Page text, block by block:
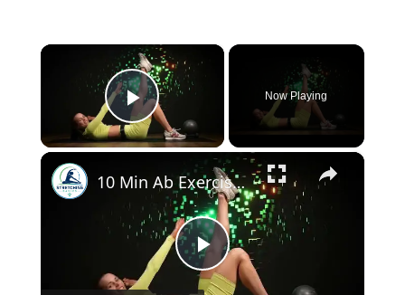
×
Play Video
Now Playing
×
Play
10 Min Ab Exercises for Women to Get a Toned Stomach